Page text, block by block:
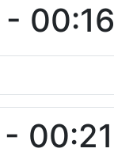
00:16
00:21